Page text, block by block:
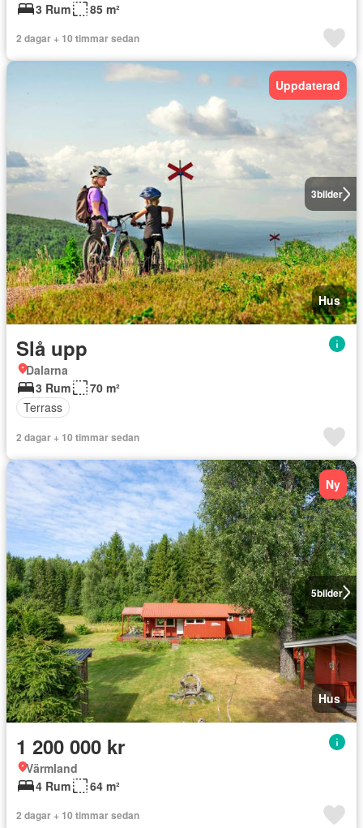
3 Rum
85 m²
2 dagar + 10 timmar sedan
3bilder
Uppdaterad
Hus
Slå upp
Dalarna
3 Rum
70 m²
Terrass
2 dagar + 10 timmar sedan
5bilder
Ny
Hus
1 200 000 kr
Värmland
4 Rum
64 m²
2 dagar + 10 timmar sedan